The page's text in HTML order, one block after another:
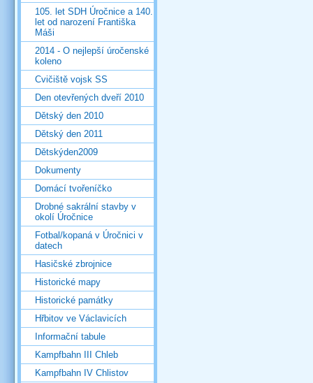
105. let SDH Úročnice a 140.
let od narození Františka
Máši
2014 - O nejlepší úročenské
koleno
Cvičiště vojsk SS
Den otevřených dveří 2010
Dětský den 2010
Dětský den 2011
Dětskýden2009
Dokumenty
Domácí tvořeníčko
Drobné sakrální stavby v
okolí Úročnice
Fotbal/kopaná v Úročnici v
datech
Hasičské zbrojnice
Historické mapy
Historické památky
Hřbitov ve Václavicích
Informační tabule
Kampfbahn III Chleb
Kampfbahn IV Chlistov